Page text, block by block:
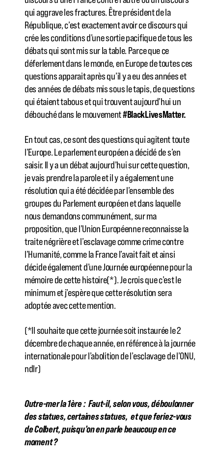
qui aggrave les fractures. Être président de la
République, c’est exactement avoir ce discours qui
crée les conditions d’une sortie pacifique de tous les
débats qui sont mis sur la table. Parce que ce
déferlement dans le monde, en Europe de toutes ces
questions apparait après qu’il y a eu des années et
des années de débats mis sous le tapis, de questions
qui étaient tabous et qui trouvent aujourd’hui un
débouché dans le mouvement#BlackLivesMatter.
En tout cas, ce sont des questions qui agitent toute
l’Europe. Le parlement européen a décidé de s’en
saisir. Il y a un débat aujourd’hui sur cette question,
je vais prendre la parole et il y a également une
résolution qui a été décidée par l’ensemble des
groupes du Parlement européen et dans laquelle
nous demandons communément, sur ma
proposition, que l’Union Européenne reconnaisse la
traite négrière et l’esclavage comme crime contre
l’Humanité, comme la France l’avait fait et ainsi
décide également d’une Journée européenne pour la
mémoire de cette histoire(*). Je crois que c’est le
minimum et j’espère que cette résolution sera
adoptée avec cette mention.
(*Il souhaite que cette journée soit instaurée le 2
décembre de chaque année, en référence à la journée
internationale pour l’abolition de l’esclavage de l’ONU,
ndlr)
Outre-mer la 1ère : Faut-il, selon vous, déboulonner
des statues, certaines statues, et que feriez-vous
de Colbert, puisqu’on en parle beaucoup en ce
moment ?